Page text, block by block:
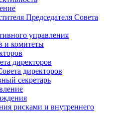
Председателя Совета
управления
и комитеты
директоров
директоров
секретарь
рисками и внутреннего